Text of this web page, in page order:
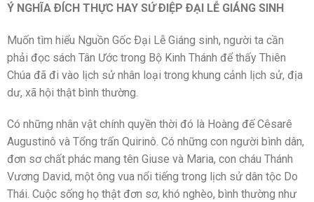
Ý NGHĨA ÐÍCH THỰC HAY SỨ ÐIỆP ÐẠI LỄ GIÁNG SINH
Muốn tìm hiểu Nguồn Gốc Ðại Lễ Giáng sinh, người ta cần
phải đọc sách Tân Ước trong Bộ Kinh Thánh để thấy Thiên
Chúa đã đi vào lịch sử nhân loại trong khung cảnh lịch sử, địa
dư, xã hội thật bình thường.
Có những nhân vật chính quyền thời đó là Hoàng đế Cêsarê
Augustinô và Tổng trấn Quirinô. Có những con người bình dân,
đơn sơ chất phác mang tên Giuse và Maria, con cháu Thánh
Vương David, một ông vua nổi tiếng trong lịch sử dân tộc Do
Thái. Cuộc sống họ thật đơn sơ, khó nghèo, bình thường như